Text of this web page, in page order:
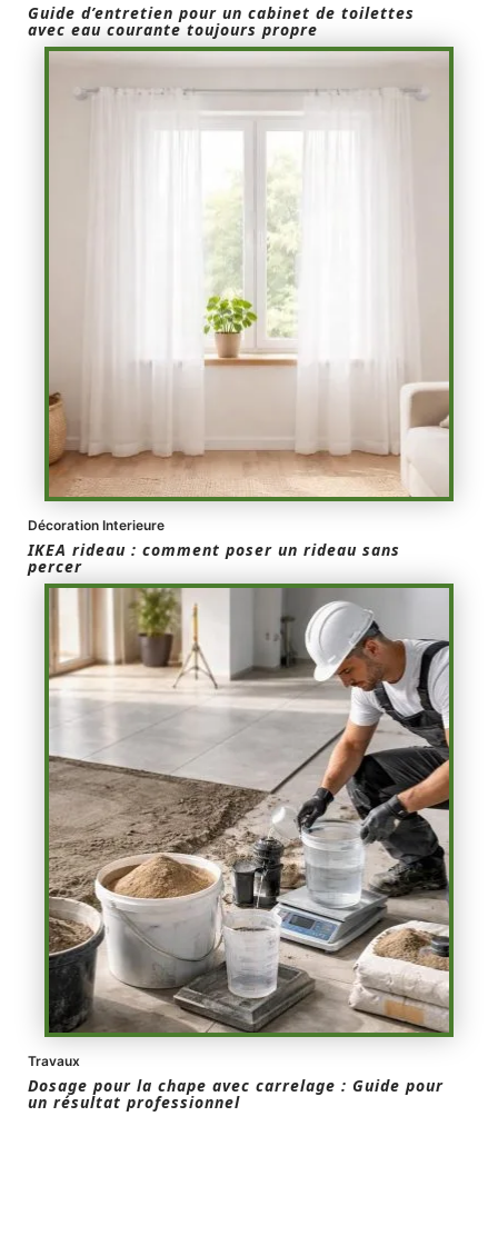
Guide d’entretien pour un cabinet de toilettes
avec eau courante toujours propre
Décoration Interieure
IKEA rideau : comment poser un rideau sans
percer
Travaux
Dosage pour la chape avec carrelage : Guide pour
un résultat professionnel